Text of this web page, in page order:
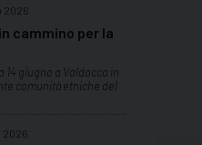
2026
cammino per la
14 giugno a Valdocco in
comunità etniche del
2026